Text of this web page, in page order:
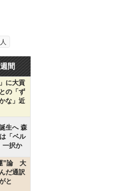
週間
に大貢
の「ず
な」近
生へ 森
「ベル
一択か
”論 大
だ通訳
と